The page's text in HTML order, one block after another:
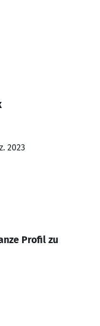
2023
Profil zu